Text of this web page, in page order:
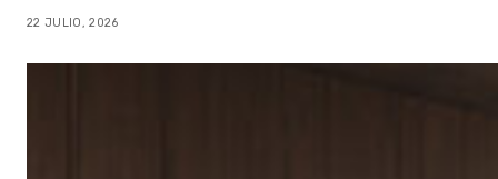
22 JULIO, 2026